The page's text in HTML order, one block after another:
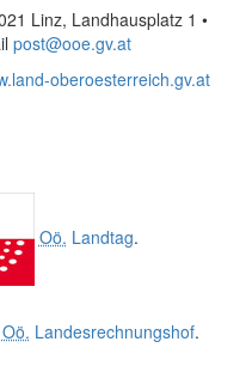
Linz, Landhausplatz 1 •
post@ooe.gv.at
oberoesterreich.gv.at
Oö. Landtag.
Oö. Landesrechnungshof.